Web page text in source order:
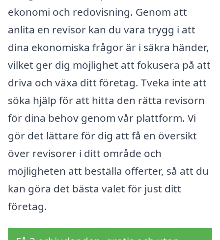
ekonomi och redovisning. Genom att
anlita en revisor kan du vara trygg i att
dina ekonomiska frågor är i säkra händer,
vilket ger dig möjlighet att fokusera på att
driva och växa ditt företag. Tveka inte att
söka hjälp för att hitta den rätta revisorn
för dina behov genom vår plattform. Vi
gör det lättare för dig att få en översikt
över revisorer i ditt område och
möjligheten att beställa offerter, så att du
kan göra det bästa valet för just ditt
företag.